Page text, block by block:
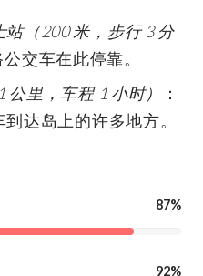
（200 米，步行 3 分
交车在此停靠。
里，车程 1 小时）
：
达岛上的许多地方。
87%
92%